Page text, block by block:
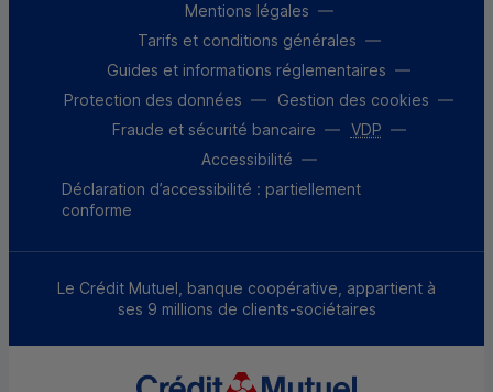
Mentions légales
Tarifs et conditions générales
Guides et informations réglementaires
Protection des données
Gestion des cookies
Fraude et sécurité bancaire
VDP
Accessibilité
Déclaration d’accessibilité : partiellement
conforme
Le Crédit Mutuel, banque coopérative, appartient à
ses 9 millions de clients-sociétaires